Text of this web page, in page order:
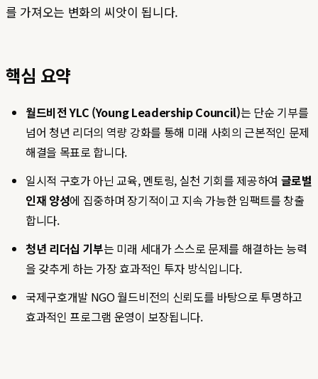
를 가져오는 변화의 씨앗이 됩니다.
핵심 요약
월드비전 YLC (Young Leadership Council)는 단순 기부를
넘어 청년 리더의 역량 강화를 통해 미래 사회의 근본적인 문제
해결을 목표로 합니다.
일시적 구호가 아닌 교육, 멘토링, 실천 기회를 제공하여 글로벌
인재 양성에 집중하며 장기적이고 지속 가능한 임팩트를 창출
합니다.
청년 리더십 기부는 미래 세대가 스스로 문제를 해결하는 능력
을 갖추게 하는 가장 효과적인 투자 방식입니다.
국제구호개발 NGO 월드비전의 신뢰도를 바탕으로 투명하고
효과적인 프로그램 운영이 보장됩니다.